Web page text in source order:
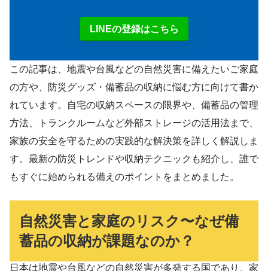
LINEの登録はこちら
この記事は、地震や台風などの自然災害に備えたいご家庭
の方や、防災グッズ・備蓄品の収納に悩む方に向けて書か
れています。自宅の収納スペースの限界や、備蓄品の管理
方法、トランクルームなど外部ストレージの活用法まで、
家族の安全を守るための実践的な解決策を詳しく解説しま
す。最新の防災トレンドや収納テクニックも紹介し、誰で
もすぐに始められる備えのポイントをまとめました。
自然災害と家庭のリスク〜なぜ備
蓄品の収納が課題なのか？
日本は地震や台風などの自然災害が多発する国であり、家